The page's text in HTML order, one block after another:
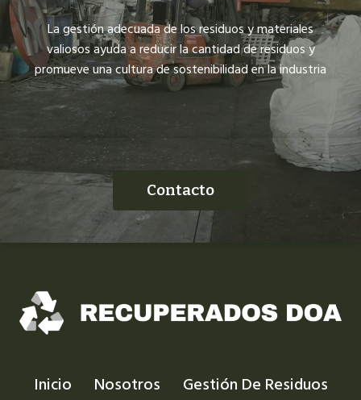
La gestión adecuada de los residuos y materiales
valiosos ayuda a reducir la cantidad de residuos y
promueve una cultura de sostenibilidad en la industria
Contacto
Inicio Nosotros Gestión De Residuos